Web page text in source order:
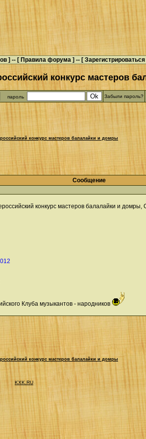
] -- [ Правила форума ] -- [ Зарегистрироваться
конкурс мастеров
пароль Забыли пароль?
конкурс мастеров балалайки и домры
Сообщение
конкурс мастеров балалайки и домры,
Клуба музыкантов - народников
конкурс мастеров балалайки и домры
KXK.RU